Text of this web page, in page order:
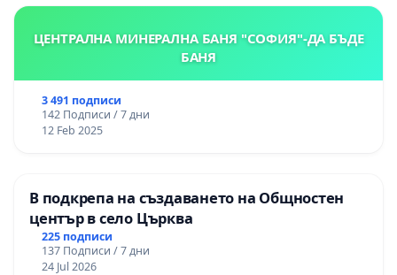
ЦЕНТРАЛНА МИНЕРАЛНА БАНЯ "СОФИЯ"-ДА БЪДЕ
БАНЯ
3 491 подписи
142 Подписи / 7 дни
12 Feb 2025
В подкрепа на създаването на Общностен
център в село Църква
225 подписи
137 Подписи / 7 дни
24 Jul 2026